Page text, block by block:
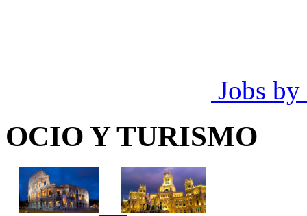
Jobs by
OCIO Y TURISMO